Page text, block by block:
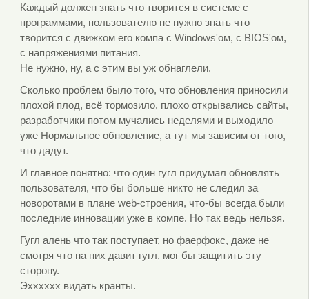
Каждый должен знать что творится в системе с
программами, пользователю не нужно знать что
творится с движком его компа с Windows'ом, с BIOS'ом,
с напряжениями питания.
Не нужно, ну, а с этим вы уж обнаглели.
Сколько проблем было того, что обновления приносили
плохой плод, всё тормозило, плохо открывались сайты,
разработчики потом мучались неделями и выходило
уже Нормальное обновление, а тут мы зависим от того,
что дадут.
И главное понятно: что один гугл придумал обновлять
пользователя, что бы больше никто не следил за
новоротами в плане web-строения, что-бы всегда были
последние инновации уже в компе. Но так ведь нельзя.
Гугл алень что так поступает, но фаерфокс, даже не
смотря что на них давит гугл, мог бы защитить эту
сторону.
Эхххххх видать кранты.